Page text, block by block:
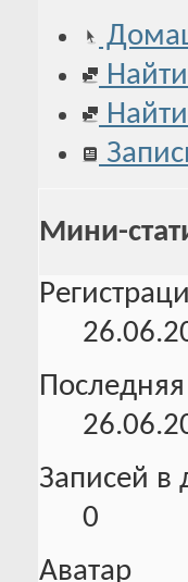
Мини-
Последняя
Записей в
0
Аватар